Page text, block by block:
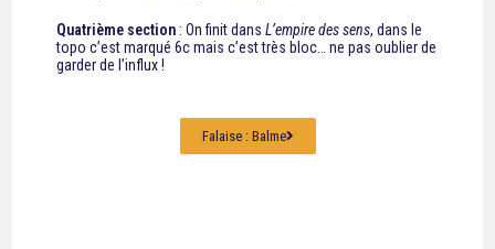
Quatrième section : On finit dansL’empire des sens, dans le
topo c’est marqué 6c mais c’est très bloc… ne pas oublier de
garder de l’influx !
Falaise : Balme